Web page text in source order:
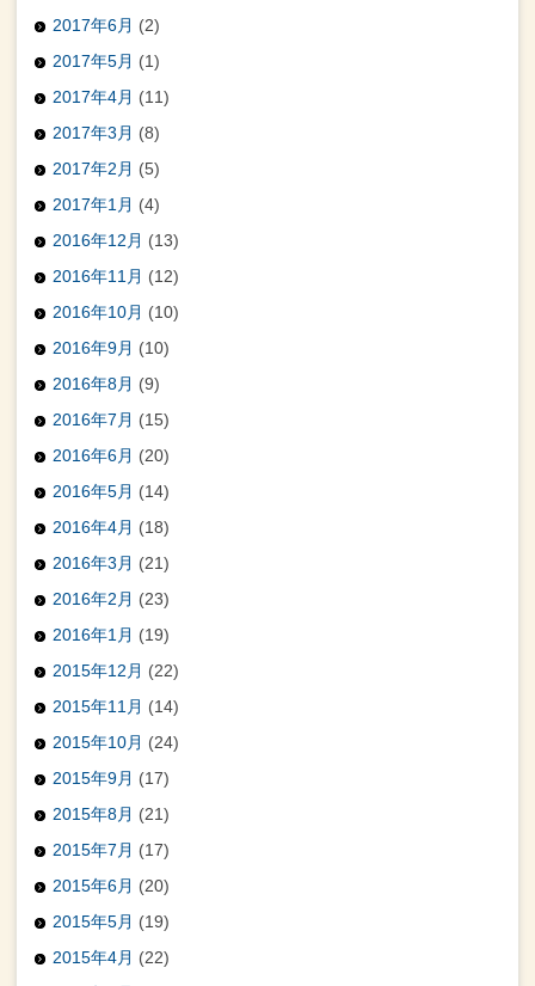
2017年6月 (2)
2017年5月 (1)
2017年4月 (11)
2017年3月 (8)
2017年2月 (5)
2017年1月 (4)
2016年12月 (13)
2016年11月 (12)
2016年10月 (10)
2016年9月 (10)
2016年8月 (9)
2016年7月 (15)
2016年6月 (20)
2016年5月 (14)
2016年4月 (18)
2016年3月 (21)
2016年2月 (23)
2016年1月 (19)
2015年12月 (22)
2015年11月 (14)
2015年10月 (24)
2015年9月 (17)
2015年8月 (21)
2015年7月 (17)
2015年6月 (20)
2015年5月 (19)
2015年4月 (22)